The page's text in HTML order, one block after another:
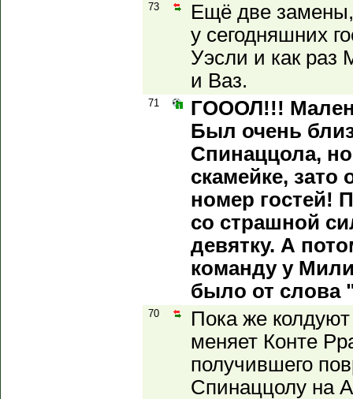
73
Ещё две
у сегодняшних
Уэсли и как раз
и Ваз.
71
ГОООЛ!!!
Был очень
Спинаццола,
скамейке, зато
номер гостей!
со страшной
девятку. А
команду у
было от слова
70
Пока же
меняет Конте
получившего
Спинаццолу на